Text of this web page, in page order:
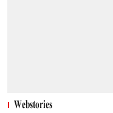
Webstories